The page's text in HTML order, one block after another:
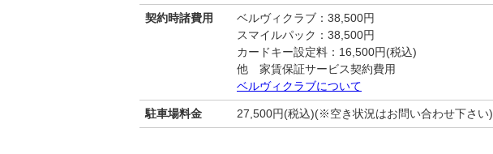
契約時諸費用
ベルヴィクラブ：38,500円
スマイルパック：38,500円
カードキー設定料：16,500円(税込)
他 家賃保証サービス契約費用
ベルヴィクラブについて
駐車場料金 27,500円(税込)(※空き状況はお問い合わせ下さい)